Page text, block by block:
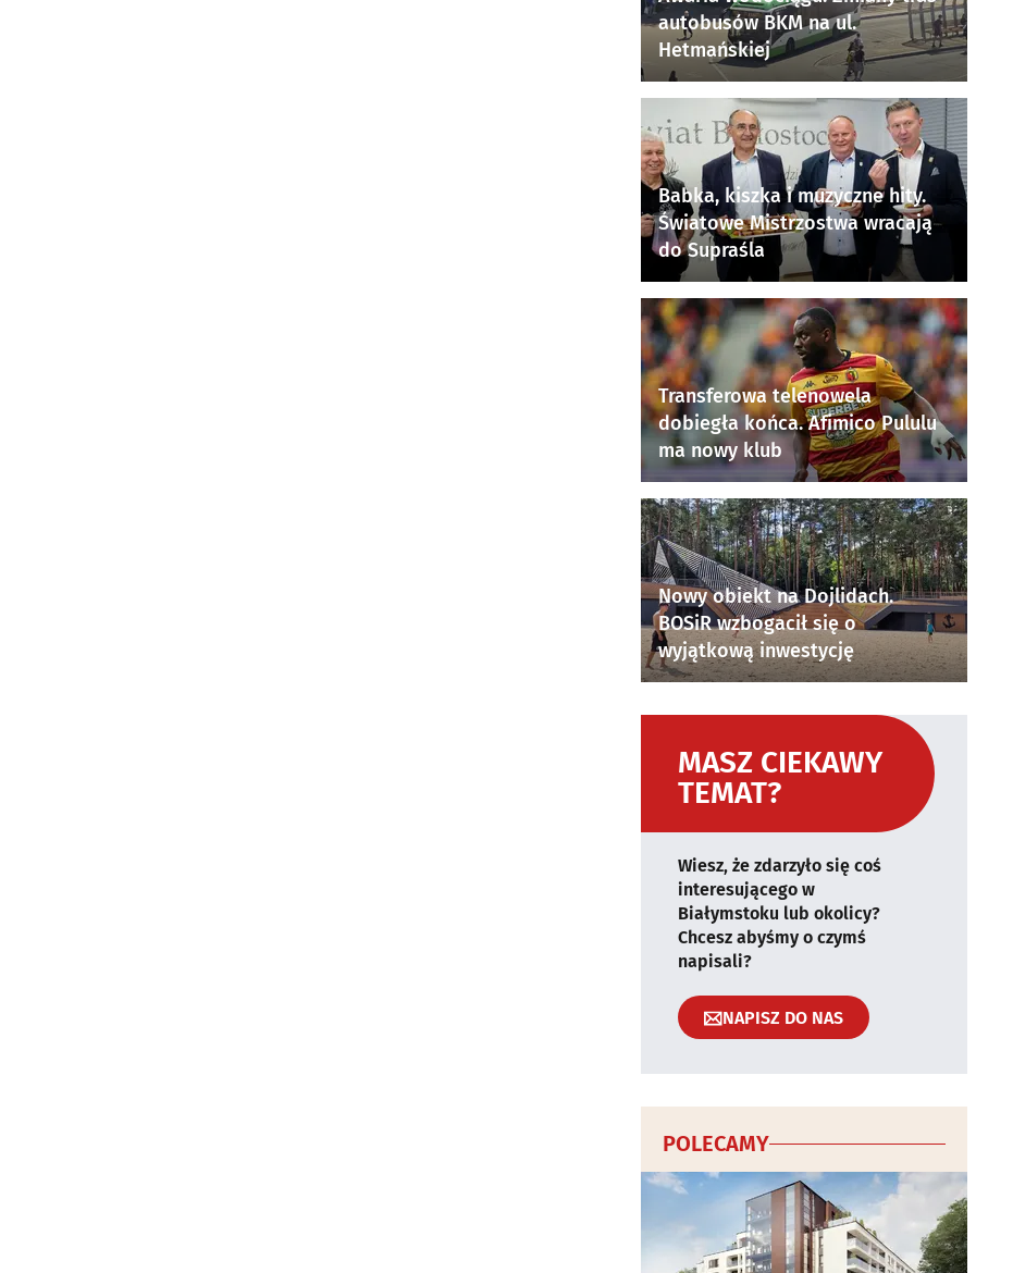
autobusów BKM na ul.
Hetmańskiej
Babka, kiszka i muzyczne hity.
Światowe Mistrzostwa wracają
do Supraśla
Transferowa telenowela
dobiegła końca. Afimico Pululu
ma nowy klub
Nowy obiekt na Dojlidach.
BOSiR wzbogacił się o
wyjątkową inwestycję
MASZ CIEKAWY
TEMAT?
Wiesz, że zdarzyło się coś
interesującego w
Białymstoku lub okolicy?
Chcesz abyśmy o czymś
napisali?
NAPISZ DO NAS
POLECAMY